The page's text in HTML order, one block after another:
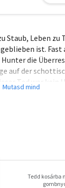
Staub, Leben zu
ist. Fast
die
auf der
Tod war kein
Tedd kosárba